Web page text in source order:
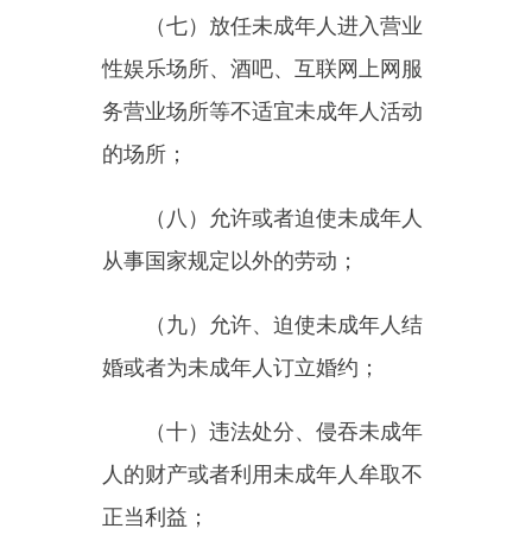
第十九条
未成年人的父母或
成年人权益有关的决定前，听取未
成年人的意见，充分考虑其真实意
第二十条 未成年人的父母或
康受到侵害、疑似受到侵害或者其
他合法权益受到侵犯的，应当及时
重的，应当立即向公安、民政、教
育等部门报告。